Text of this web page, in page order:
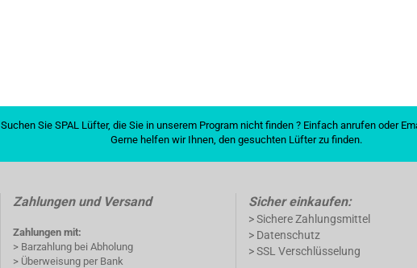
Suchen Sie SPAL Lüfter, die Sie in unserem Program nicht finden ? Einfach anrufen oder
Gerne helfen wir Ihnen, den gesuchten Lüfter zu finden.
Zahlungen und Versand
Zahlungen mit:
> Barzahlung bei Abholung
> Überweisung per Bank
Sicher einkaufen:
> Sichere Zahlungsmittel
> Datenschutz
> SSL Verschlüsselung